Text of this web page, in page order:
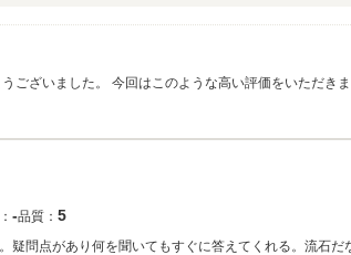
ざいました。 今回はこのような高い評価をいただき
‐品質： 5
疑問点があり何を聞いてもすぐに答えてくれる。流石